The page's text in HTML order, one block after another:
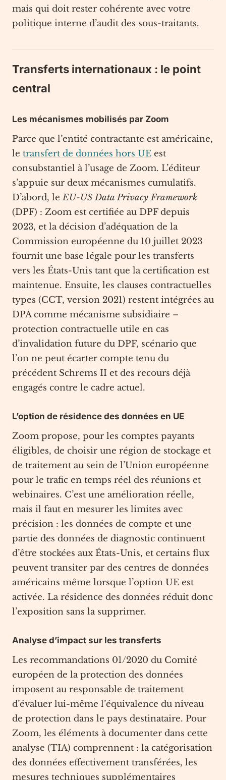
mais qui doit rester cohérente avec votre
politique interne d’audit des sous-traitants.
Transferts internationaux : le point
central
Les mécanismes mobilisés par Zoom
Parce que l’entité contractante est américaine,
le transfert de données hors UE est
consubstantiel à l’usage de Zoom. L’éditeur
s’appuie sur deux mécanismes cumulatifs.
D’abord, leEU-US Data Privacy Framework
(DPF) : Zoom est certifiée au DPF depuis
2023, et la décision d’adéquation de la
Commission européenne du 10 juillet 2023
fournit une base légale pour les transferts
vers les États-Unis tant que la certification est
maintenue. Ensuite, les clauses contractuelles
types (CCT, version 2021) restent intégrées au
DPA comme mécanisme subsidiaire –
protection contractuelle utile en cas
d’invalidation future du DPF, scénario que
l’on ne peut écarter compte tenu du
précédent Schrems II et des recours déjà
engagés contre le cadre actuel.
L’option de résidence des données en UE
Zoom propose, pour les comptes payants
éligibles, de choisir une région de stockage et
de traitement au sein de l’Union européenne
pour le trafic en temps réel des réunions et
webinaires. C’est une amélioration réelle,
mais il faut en mesurer les limites avec
précision : les données de compte et une
partie des données de diagnostic continuent
d’être stockées aux États-Unis, et certains flux
peuvent transiter par des centres de données
américains même lorsque l’option UE est
activée. La résidence des données réduit donc
l’exposition sans la supprimer.
Analyse d’impact sur les transferts
Les recommandations 01/2020 du Comité
européen de la protection des données
imposent au responsable de traitement
d’évaluer lui-même l’équivalence du niveau
de protection dans le pays destinataire. Pour
Zoom, les éléments à documenter dans cette
analyse (TIA) comprennent : la catégorisation
des données effectivement transférées, les
mesures techniques supplémentaires